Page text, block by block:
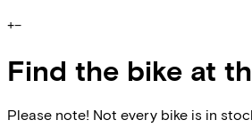
+−
Find the bike at
Please note! Not every bike is in